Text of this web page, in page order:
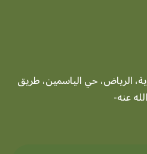
الرياض، حي الياسمين، طريق
عنه-